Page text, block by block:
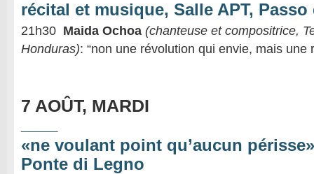
récital et musique, Salle APT, Passo
21h30 Maida Ochoa (chanteuse et compositrice,
Honduras): “non une révolution qui envie, mais une
7 AOÛT, MARDI
«ne voulant point qu’aucun
Ponte di Legno